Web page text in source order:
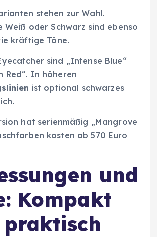
stehen zur Wahl.
Weiß oder Schwarz sind ebenso
kräftige Töne.
sind „Intense Blue“
Red“. In höheren
ist optional schwarzes
hat serienmäßig „Mangrove
kosten ab 570 Euro
und
Kompakt